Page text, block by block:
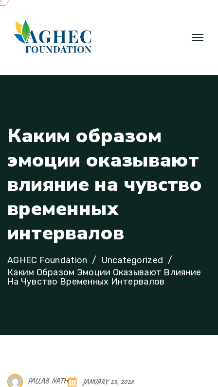
Каким образом
эмоции оказывают
влияние на чувство
временных
интервалов
AGHEC Foundation
Uncategorized
Каким Образом Эмоции Оказывают Влияние
На Чувство Временных Интервалов
PALLAB NATH JANUARY 23, 2026